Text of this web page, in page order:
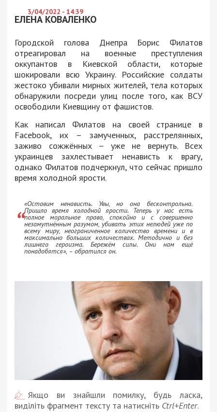
3/04/2022 - 14:39
ЕЛЕНА КОВАЛЕНКО
Городской голова Днепра Борис Филатов
отреагировал на военные преступления
оккупантов в Киевской области, которые
шокировали всю Украину. Российские солдаты
жестоко убивали мирных жителей, тела которых
обнаружили посреди улиц после того, как ВСУ
освободили Киевщину от фашистов.
Как написал Филатов на своей странице в
Facebook, их – замученных, расстрелянных,
заживо сожжённых – уже не вернуть. Всех
украинцев захлестывает ненависть к врагу,
однако Филатов подчеркнул, что сейчас пришло
время холодной ярости.
«Оставим ненависть. Увы, но она бесконтрольна.
Пришло время холодной ярости. Теперь у нас есть
полное моральное право, спокойно и с совершенно
незамутнённым разумом, убивать этих нелюдей уже по
всему миру, неограниченное количество времени и в
максимально больших количествах. Методично и без
лишнего героизма. Бережём силы. Они нам ещё
понадобятся», – обратился он.
Якщо ви знайшли помилку, будь ласка,
виділіть фрагмент тексту та натисніть Ctrl+Enter.